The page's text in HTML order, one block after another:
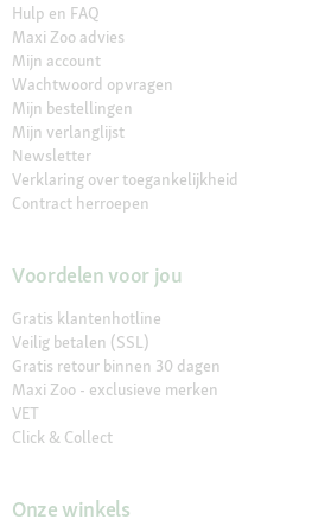
Hulp en FAQ
Maxi Zoo advies
Mijn account
Wachtwoord opvragen
Mijn bestellingen
Mijn verlanglijst
Newsletter
Verklaring over toegankelijkheid
Contract herroepen
Voordelen voor jou
Gratis klantenhotline
Veilig betalen (SSL)
Gratis retour binnen 30 dagen
Maxi Zoo - exclusieve merken
VET
Click & Collect
Onze winkels